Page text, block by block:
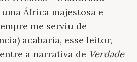
África majestosa e
me serviu de
acabaria, esse leitor,
a narrativa de Verdade